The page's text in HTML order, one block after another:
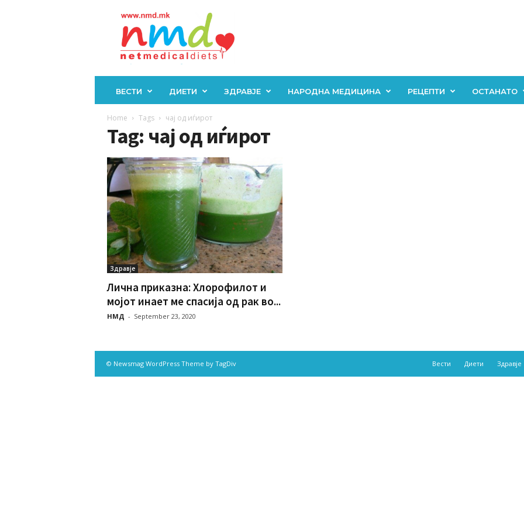
ВЕСТИ ДИЕТИ ЗДРАВЈЕ НАРОДНА МЕДИЦИНА РЕЦЕПТИ ОСТАНАТО
Home Tags чај од иѓирот
Tag: чај од иѓирот
Здравје
Лична приказна: Хлорофилот и
мојот инает ме спасија од рак во...
НМД - September 23, 2020
Вести Диети Здравје
© Newsmag WordPress Theme by TagDiv